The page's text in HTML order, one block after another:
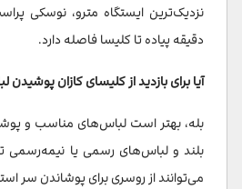
نزدیک‌ترین ایستگاه مترو، نوسکی
دقیقه پیاده تا کلیسا فاصله دارد.
آیا برای بازدید از کلیسای کازان
بله، بهتر است لباس‌های مناسب و
بلند و لباس‌های رسمی یا
می‌توانند از روسری برای پوشاندن سر